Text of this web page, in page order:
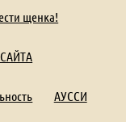
щенка!
АУССИ